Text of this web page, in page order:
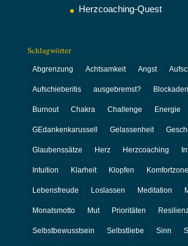
Herzcoaching-Quest
Schlagwörter
Abgrenzung Achtsamkeit Angst
Aufschieberitis ausgebremst? Blockaden
Burnout Chakra Challenge Energie
GEdankenkarussell Gelassenheit
Glaubenssätze Herz Herzcoaching
Intuition Klarheit Klopfen Komfortzone
Lebensfreude Loslassen Meditation
Monatsmotto Mut Prioritäten
Selbstbewusstsein Selbstliebe Sinn